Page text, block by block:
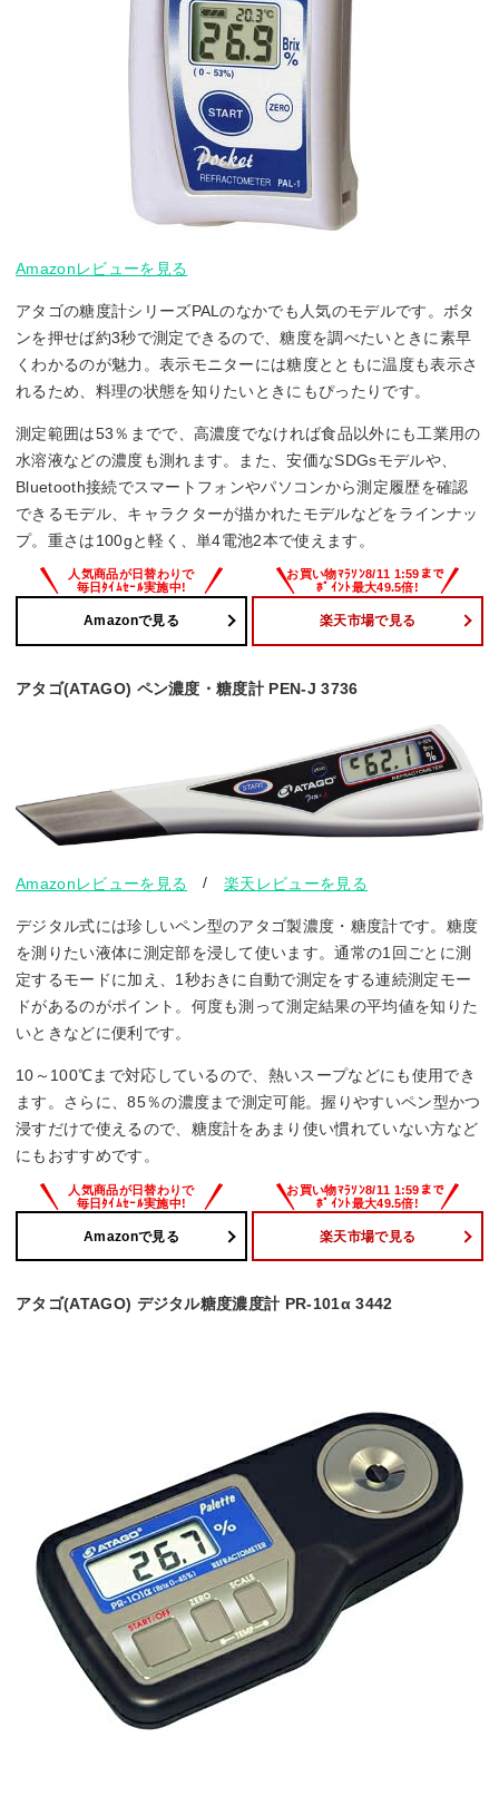
Amazonレビューを見る
アタゴの糖度計シリーズPALのなかでも人気のモデルです。ボタ
ンを押せば約3秒で測定できるので、糖度を調べたいときに素早
くわかるのが魅力。表示モニターには糖度とともに温度も表示さ
れるため、料理の状態を知りたいときにもぴったりです。
測定範囲は53％までで、高濃度でなければ食品以外にも工業用の
水溶液などの濃度も測れます。また、安価なSDGsモデルや、
Bluetooth接続でスマートフォンやパソコンから測定履歴を確認
できるモデル、キャラクターが描かれたモデルなどをラインナッ
プ。重さは100gと軽く、単4電池2本で使えます。
Amazonで見る 楽天市場で見る
アタゴ(ATAGO) ペン濃度・糖度計 PEN-J 3736
Amazonレビューを見る /楽天レビューを見る
デジタル式には珍しいペン型のアタゴ製濃度・糖度計です。糖度
を測りたい液体に測定部を浸して使います。通常の1回ごとに測
定するモードに加え、1秒おきに自動で測定をする連続測定モー
ドがあるのがポイント。何度も測って測定結果の平均値を知りた
いときなどに便利です。
10～100℃まで対応しているので、熱いスープなどにも使用でき
ます。さらに、85％の濃度まで測定可能。握りやすいペン型かつ
浸すだけで使えるので、糖度計をあまり使い慣れていない方など
にもおすすめです。
Amazonで見る 楽天市場で見る
アタゴ(ATAGO) デジタル糖度濃度計 PR-101α 3442